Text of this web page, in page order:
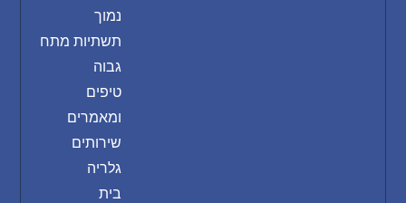
נמוך
תשתיות מתח
גבוה
טיפים
ומאמרים
שירותים
גלריה
בית